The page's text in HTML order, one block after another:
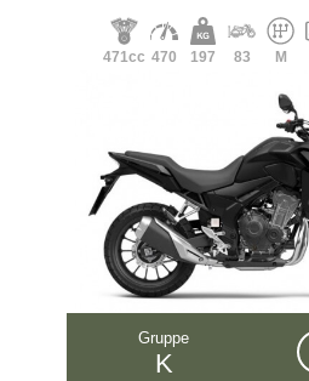
471cc 470 197 83 M
Gruppe
K